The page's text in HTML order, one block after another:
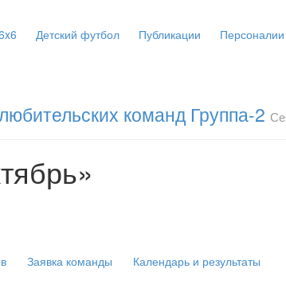
Детский футбол Публикации Персоналии
команд Группа-2
Заявка команды Календарь и результаты